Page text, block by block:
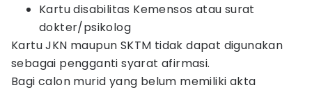
Kartu disabilitas Kemensos atau surat
dokter/psikolog
Kartu JKN maupun SKTM tidak dapat digunakan
sebagai pengganti syarat afirmasi.
Bagi calon murid yang belum memiliki akta